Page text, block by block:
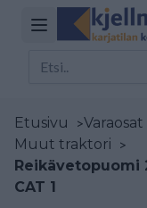
Etusivu >Varaosat
Muut traktori >
Reikävetopuomi
CAT 1